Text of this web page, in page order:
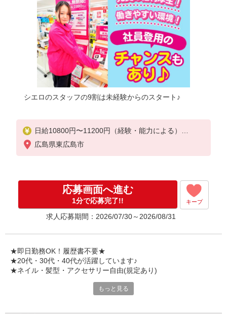
シエロのスタッフの9割は未経験からのスタート♪
日給10800円〜11200円（経験・能力による）
※残業代支給
★交通費別途支給（規定あり）
入社祝い金10万円支給(規定有)
お友達を紹介頂くと,
インセンティブ支給(規定有)
゜・。○。・゜+゜・。○。・゜+゜
広島県東広島市
応募画面へ進む
1分で応募完了!! キープ
求人応募期間：2026/07/30～2026/08/31
★即日勤務OK！履歴書不要★
★20代・30代・40代が活躍しています♪
★ネイル・髪型・アクセサリー自由(規定あり)
各キャリアの新機種が特別価格で購入OK！！
もっと見る